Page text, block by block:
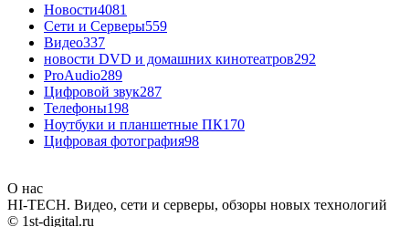
Новости4081
Сети и Серверы559
Видео337
новости DVD и домашних кинотеатров292
ProAudio289
Цифровой звук287
Телефоны198
Ноутбуки и планшетные ПК170
Цифровая фотография98
О нас
HI-TECH. Видео, сети и серверы, обзоры новых технологий
© 1st-digital.ru